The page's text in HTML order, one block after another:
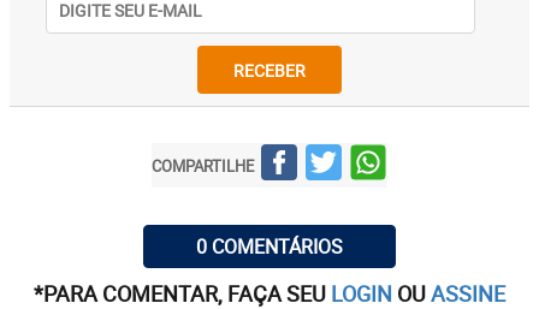
RECEBER
COMPARTILHE
0 COMENTÁRIOS
*PARA COMENTAR, FAÇA SEU LOGIN OUASSINE